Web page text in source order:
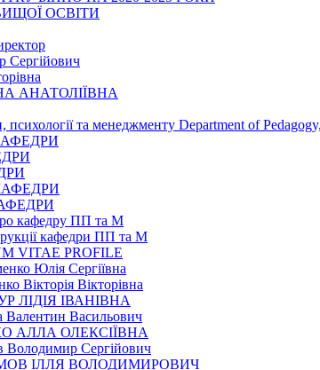
ОСВІТИ
Сергійович
АНАТОЛІЇВНА
психології та менеджменту Department of
кафедру ПП та М
кафедри ПП та М
VITAE PROFILE
Юлія Сергіївна
Вікторія Вікторівна
ЛІДІЯ ІВАНІВНА
Валентин Васильович
АЛЛА ОЛЕКСІЇВНА
Володимир Сергійович
ІЛЛЯ ВОЛОДИМИРОВИЧ